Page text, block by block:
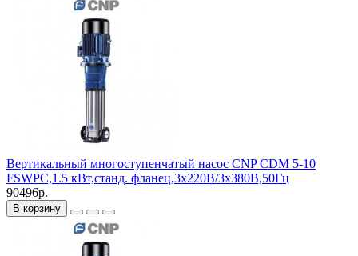
Вертикальный многоступенчатый насос CNP CDM 5-10
FSWPC,1.5 кВт,станд. фланец,3х220В/3х380В,50Гц
90496р.
В корзину